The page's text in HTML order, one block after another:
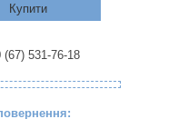
Купити
(67) 531-76-18